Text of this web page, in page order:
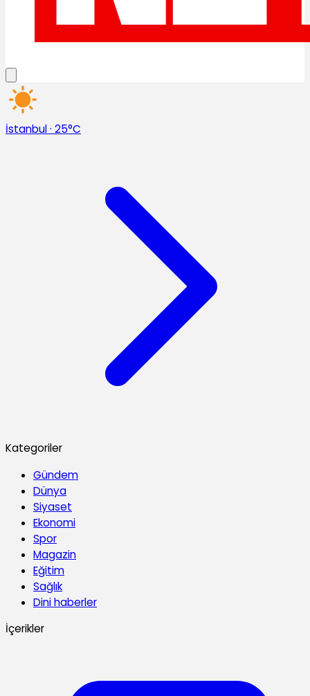
İstanbul· 25°C
Kategoriler
Gündem
Dünya
Siyaset
Ekonomi
Spor
Magazin
Eğitim
Sağlık
Dini haberler
İçerikler